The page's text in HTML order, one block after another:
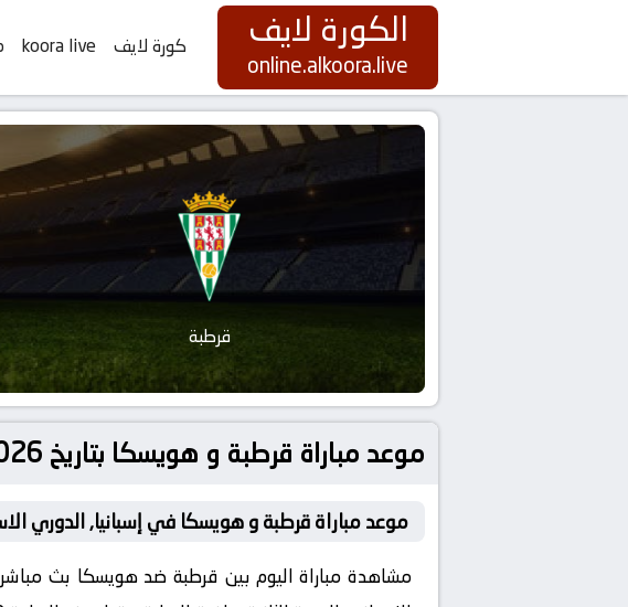
الكورة لايف
online.alkoora.live
كورة لايف koora live
قرطبة
موعد مباراة قرطبة و هويسكا بتاريخ 2026-05-31 كورة لايف | koora live
موعد مباراة قرطبة و هويسكا في إسبانيا, الدوري